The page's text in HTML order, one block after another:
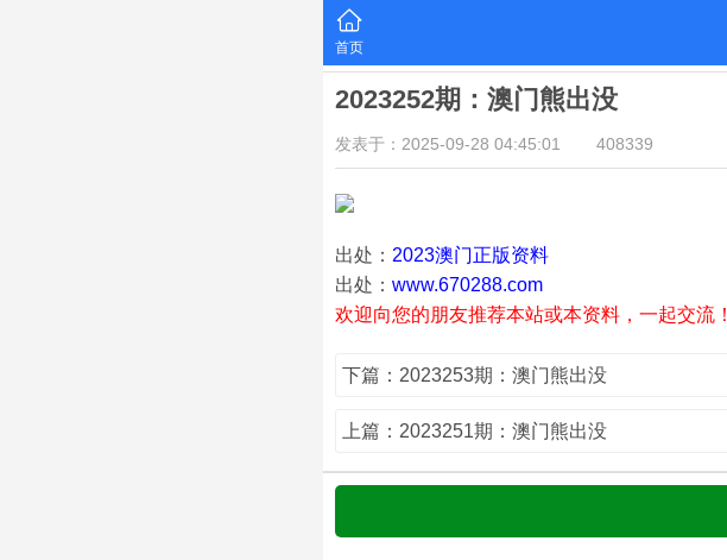
首页
2023252期：澳门熊出没
发表于：2025-09-28 04:45:01 408339
出处： 2023澳门正版资料
出处： www.670288.com
欢迎向您的朋友推荐本站或本资料，一起交流！
下篇：2023253期：澳门熊出没
上篇：2023251期：澳门熊出没